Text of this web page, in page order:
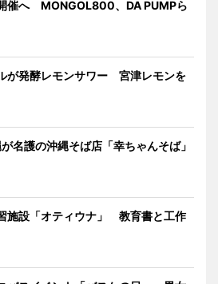
催へ MONGOL800、DA PUMPら
が発酵レモンサワー 宮津レモンを
名護の沖縄そば店「幸ちゃんそば」
施設「オティウナ」 教育書と工作